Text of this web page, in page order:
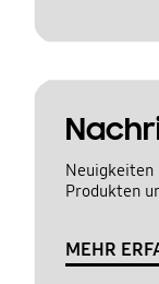
Neuigkeiten
Produkten
MEHR